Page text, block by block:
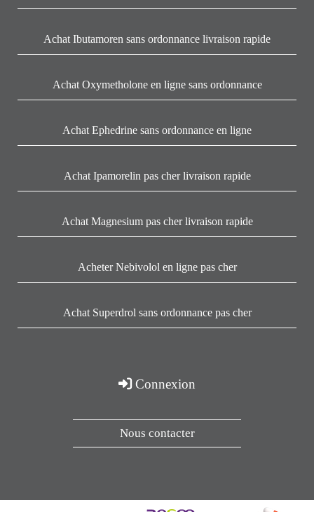
Achat Ibutamoren sans ordonnance livraison rapide
Achat Oxymetholone en ligne sans ordonnance
Achat Ephedrine sans ordonnance en ligne
Achat Ipamorelin pas cher livraison rapide
Achat Magnesium pas cher livraison rapide
Acheter Nebivolol en ligne pas cher
Achat Superdrol sans ordonnance pas cher
Connexion
Nous contacter